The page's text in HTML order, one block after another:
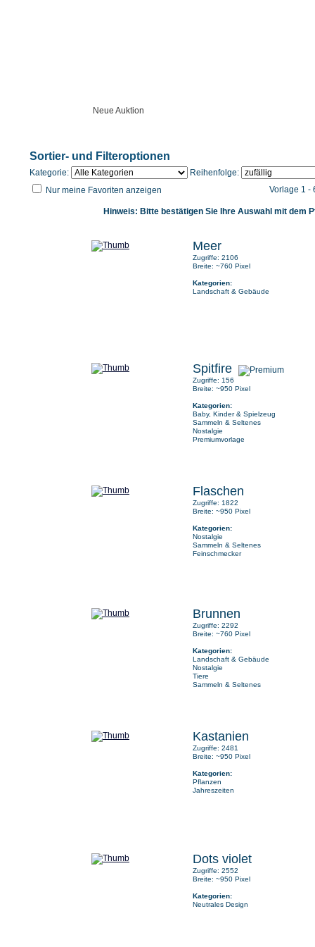
Neue Auktion
Sortier- und Filteroptionen
Kategorie:
Reihenfolge:
Nur meine Favoriten anzeigen
Vorlage 1 -
Hinweis: Bitte bestätigen Sie Ihre Auswahl mit dem
Meer
Zugriffe: 2106
Breite: ~760 Pixel
Kategorien:
Landschaft & Gebäude
Spitfire
Zugriffe: 156
Breite: ~950 Pixel
Kategorien:
Baby, Kinder & Spielzeug
Sammeln & Seltenes
Nostalgie
Premiumvorlage
Flaschen
Zugriffe: 1822
Breite: ~950 Pixel
Kategorien:
Nostalgie
Sammeln & Seltenes
Feinschmecker
Brunnen
Zugriffe: 2292
Breite: ~760 Pixel
Kategorien:
Landschaft & Gebäude
Nostalgie
Tiere
Sammeln & Seltenes
Kastanien
Zugriffe: 2481
Breite: ~950 Pixel
Kategorien:
Pflanzen
Jahreszeiten
Dots violet
Zugriffe: 2552
Breite: ~950 Pixel
Kategorien:
Neutrales Design